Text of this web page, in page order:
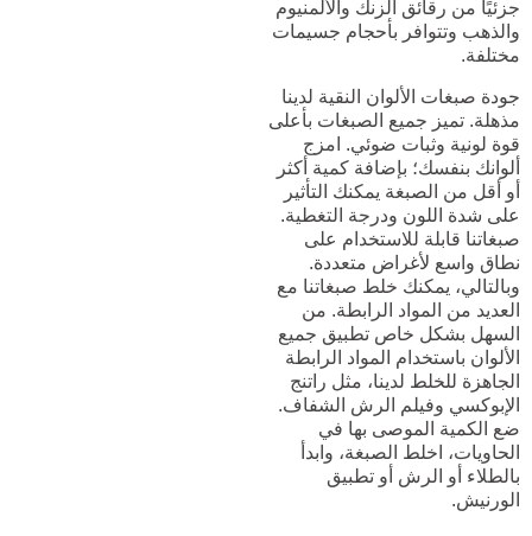
جزئيًا من رقائق الزنك والألمنيوم
والذهب وتتوافر بأحجام جسيمات
مختلفة.
جودة صبغات الألوان النقية لدينا
مذهلة. تميز جميع الصبغات بأعلى
قوة لونية وثبات ضوئي. امزج
ألوانك بنفسك؛ بإضافة كمية أكثر
أو أقل من الصبغة يمكنك التأثير
على شدة اللون ودرجة التغطية.
صبغاتنا قابلة للاستخدام على
نطاق واسع لأغراض متعددة.
وبالتالي، يمكنك خلط صبغاتنا مع
العديد من المواد الرابطة. من
السهل بشكل خاص تطبيق جميع
الألوان باستخدام المواد الرابطة
الجاهزة للخلط لدينا، مثل راتنج
الإبوكسي وفيلم الرش الشفاف.
ضع الكمية الموصى بها في
الحاويات، اخلط الصبغة، وابدأ
بالطلاء أو الرش أو تطبيق
الورنيش.